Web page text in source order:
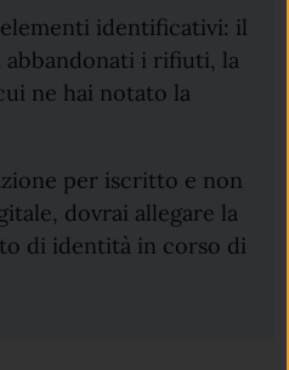
identificativi: il
abbandonati i rifiuti, la
ne hai notato la
per iscritto e non
dovrai allegare la
di identità in corso di